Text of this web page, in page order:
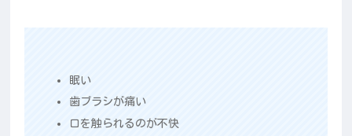
眠い
歯ブラシが痛い
口を触られるのが不快